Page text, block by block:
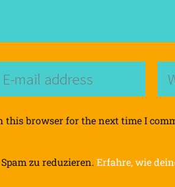
this browser for the next time I
zu reduzieren. Erfahre, wie